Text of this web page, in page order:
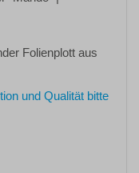
Folienplott aus
und Qualität bitte